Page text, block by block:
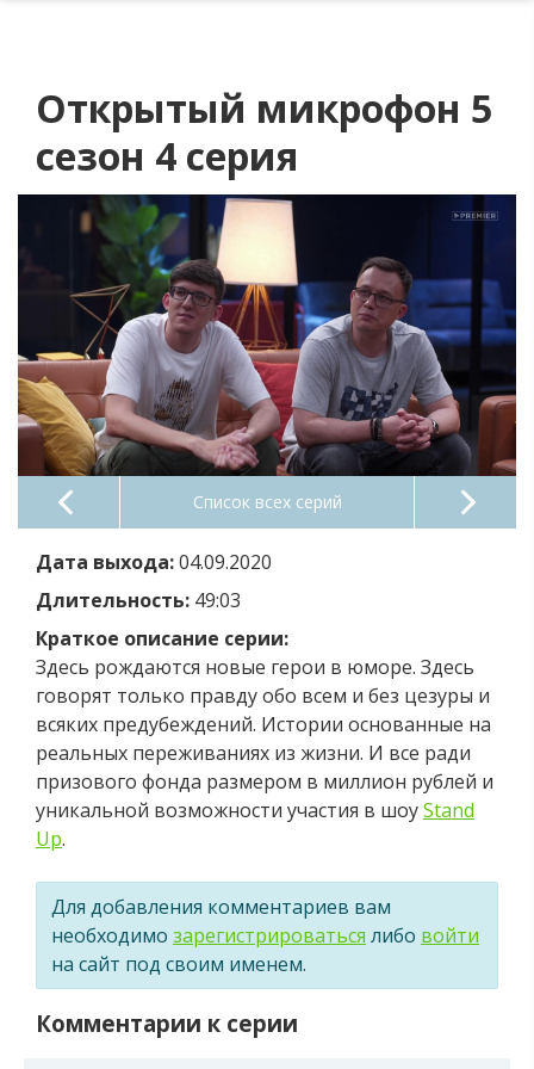
Открытый микрофон 5
сезон 4 серия
Список всех серий
Дата выхода:04.09.2020
Длительность: 49:03
Краткое описание серии:
Здесь рождаются новые герои в юморе. Здесь
говорят только правду обо всем и без цезуры и
всяких предубеждений. Истории основанные на
реальных переживаниях из жизни. И все ради
призового фонда размером в миллион рублей и
уникальной возможности участия в шоуStand
Up.
Для добавления комментариев вам
необходимо зарегистрироваться либо войти
на сайт под своим именем.
Комментарии к серии